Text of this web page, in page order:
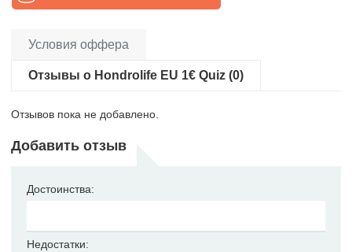
Условия оффера
Отзывы о Hondrolife EU 1€ Quiz (0)
Отзывов пока не добавлено.
Добавить отзыв
Достоинства:
Недостатки: